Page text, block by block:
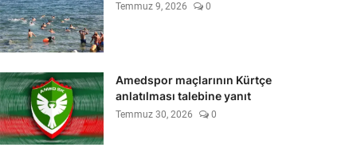
Temmuz 9, 2026 0
Amedspor maçlarının Kürtçe
anlatılması talebine yanıt
Temmuz 30, 2026 0